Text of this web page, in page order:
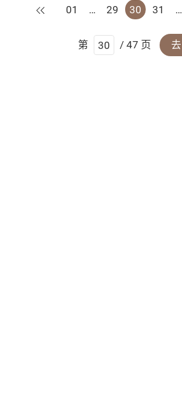
上一页
01 … 29 30 31 …
第 / 47 页 去